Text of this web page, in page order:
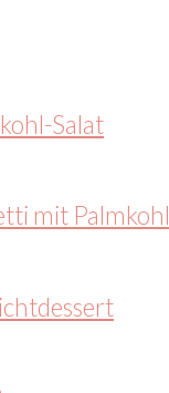
Salat
mit Palmkohl